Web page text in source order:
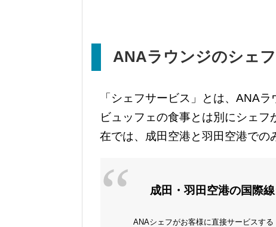
ANAラウンジのシェ
「シェフサービス」とは、ANA
ビュッフェの食事とは別にシェ
在では、成田空港と羽田空港での
成田・羽田空港の国際
ANAシェフがお客様に直接サービスす